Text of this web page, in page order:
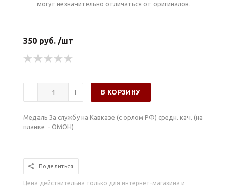
могут незначительно отличаться от оригиналов.
350 руб. /шт
В КОРЗИНУ
Медаль За службу на Кавказе (с орлом РФ) средн. кач. (на
планке - ОМОН)
Поделиться
Цена действительна только для интернет-магазина и